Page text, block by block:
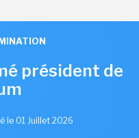
président de
le 01 Juillet 2026